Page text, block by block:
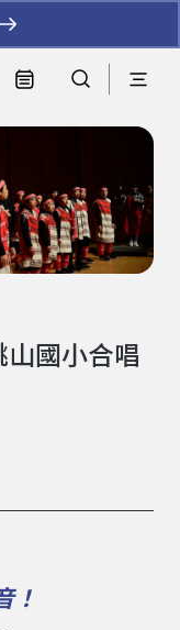
山國小合唱
！